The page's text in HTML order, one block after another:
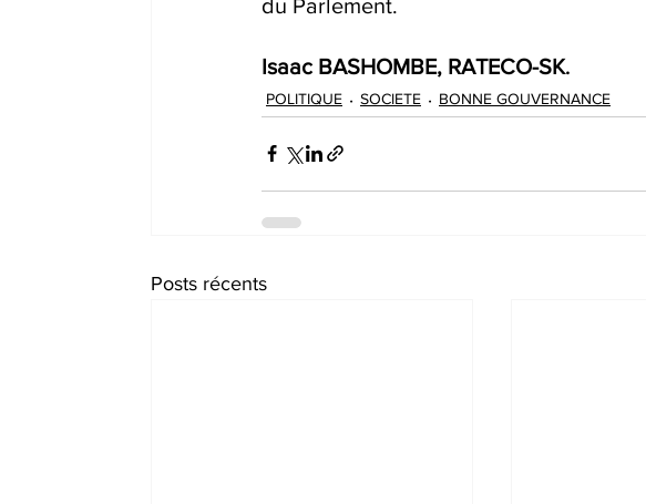
du Parlement.
Isaac BASHOMBE, RATECO-SK.
POLITIQUE SOCIETE BONNE GOUVERNANCE
Posts récents